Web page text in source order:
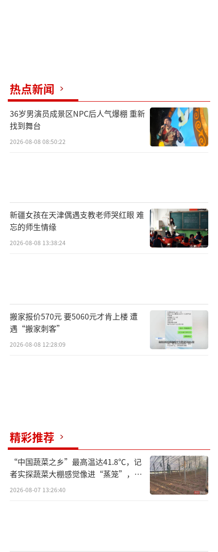
热点新闻
36岁男演员成景区NPC后人气爆棚 重新
找到舞台
2026-08-08 08:50:22
新疆女孩在天津偶遇支教老师哭红眼 难
忘的师生情缘
2026-08-08 13:38:24
搬家报价570元 要5060元才肯上楼 遭
遇“搬家刺客”
2026-08-08 12:28:09
精彩推荐
“中国蔬菜之乡”最高温达41.8℃，记
者实探蔬菜大棚感觉像进“蒸笼”，有
村民称只能凌晨两点起来干活
2026-08-07 13:26:40